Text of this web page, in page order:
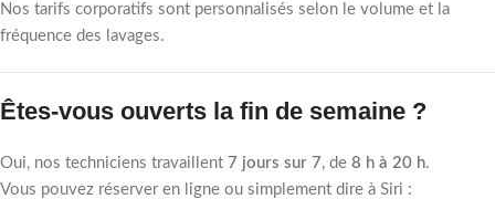
Nos tarifs corporatifs sont personnalisés selon le volume et la
fréquence des lavages.
Êtes-vous ouverts la fin de semaine ?
Oui, nos techniciens travaillent 7 jours sur 7, de 8 h à 20 h.
Vous pouvez réserver en ligne ou simplement dire à Siri :